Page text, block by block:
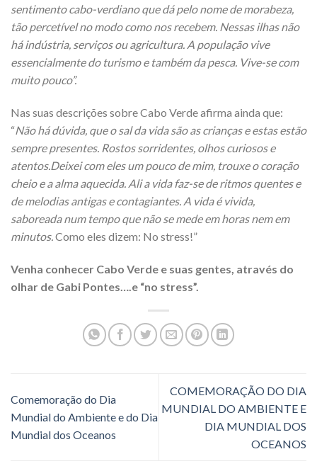
sentimento cabo-verdiano que dá pelo nome de morabeza,
tão percetível no modo como nos recebem. Nessas ilhas não
há indústria, serviços ou agricultura. A população vive
essencialmente do turismo e também da pesca. Vive-se com
muito pouco”.
Nas suas descrições sobre Cabo Verde afirma ainda que:
“Não há dúvida, que o sal da vida são as crianças e estas estão
sempre presentes. Rostos sorridentes, olhos curiosos e
atentos. Deixei com eles um pouco de mim, trouxe o coração
cheio e a alma aquecida. Ali a vida faz-se de ritmos quentes e
de melodias antigas e contagiantes. A vida é vivida,
saboreada num tempo que não se mede em horas nem em
minutos. Como eles dizem: No stress!”
Venha conhecer Cabo Verde e suas gentes, através do
olhar de Gabi Pontes….e “no stress”.
Comemoração do Dia
Mundial do Ambiente e do Dia
Mundial dos Oceanos
COMEMORAÇÃO DO DIA
MUNDIAL DO AMBIENTE E
DIA MUNDIAL DOS
OCEANOS